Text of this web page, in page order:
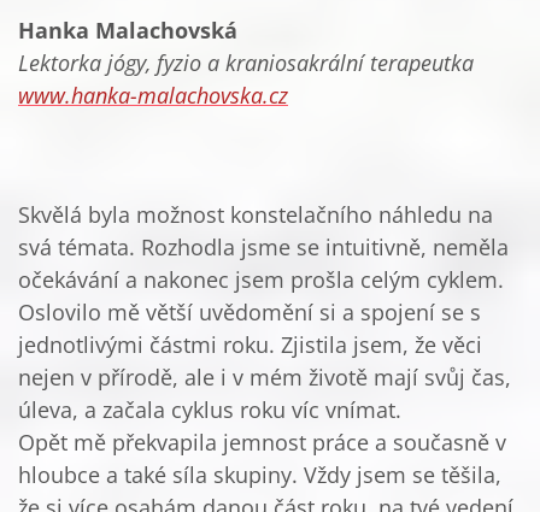
Hanka Malachovská
Lektorka jógy, fyzio a kraniosakrální terapeutka
www.hanka-malachovska.cz
Skvělá byla možnost konstelačního náhledu na
svá témata. Rozhodla jsme se intuitivně, neměla
očekávání a nakonec jsem prošla celým cyklem.
Oslovilo mě větší uvědomění si a spojení se s
jednotlivými částmi roku. Zjistila jsem, že věci
nejen v přírodě, ale i v mém životě mají svůj čas,
úleva, a začala cyklus roku víc vnímat.
Opět mě překvapila jemnost práce a současně v
hloubce a také síla skupiny. Vždy jsem se těšila,